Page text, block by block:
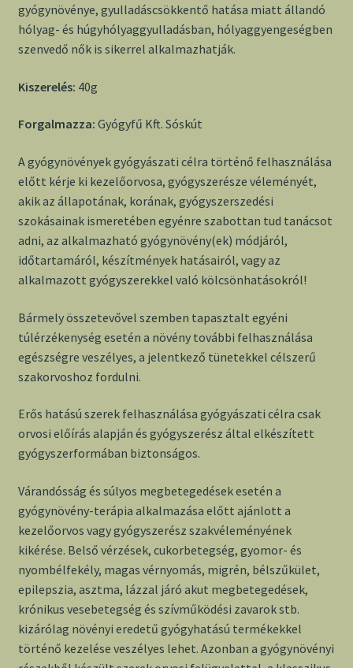
gyógynövénye, gyulladáscsökkentő hatása miatt állandó
hólyag- és húgyhólyaggyulladásban, hólyaggyengeségben
szenvedő nők is sikerrel alkalmazhatják.
Kiszerelés: 40g
Forgalmazza: Gyógyfű Kft. Sóskút
A gyógynövények gyógyászati célra történő felhasználása
előtt kérje ki kezelőorvosa, gyógyszerésze véleményét,
akik az állapotának, korának, gyógyszerszedési
szokásainak ismeretében egyénre szabottan tud tanácsot
adni, az alkalmazható gyógynövény(ek) módjáról,
időtartamáról, készítmények hatásairól, vagy az
alkalmazott gyógyszerekkel való kölcsönhatásokról!
Bármely összetevővel szemben tapasztalt egyéni
túlérzékenység esetén a növény további felhasználása
egészségre veszélyes, a jelentkező tünetekkel célszerű
szakorvoshoz fordulni.
Erős hatású szerek felhasználása gyógyászati célra csak
orvosi előírás alapján és gyógyszerész által elkészített
gyógyszerformában biztonságos.
Várandósság és súlyos megbetegedések esetén a
gyógynövény-terápia alkalmazása előtt ajánlott a
kezelőorvos vagy gyógyszerész szakvéleményének
kikérése. Belső vérzések, cukorbetegség, gyomor- és
nyombélfekély, magas vérnyomás, migrén, bélszűkület,
epilepszia, asztma, lázzal járó akut megbetegedések,
krónikus vesebetegség és szívműködési zavarok stb.
kizárólag növényi eredetű gyógyhatású termékekkel
történő kezelése veszélyes lehet. Azonban a gyógynövényi